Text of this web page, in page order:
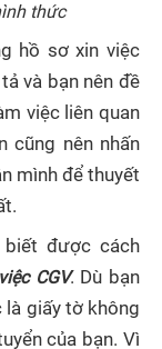
thức
hồ sơ xin việc
và bạn nên đề
việc liên quan
cũng nên nhấn
mình để thuyết
biết được cách
CGV. Dù bạn
là giấy tờ không
của bạn. Vì